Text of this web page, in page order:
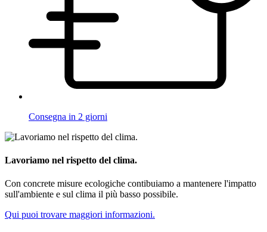
Consegna in 2 giorni
Lavoriamo nel rispetto del clima.
Con concrete misure ecologiche contibuiamo a mantenere l'impatto
sull'ambiente e sul clima il più basso possibile.
Qui puoi trovare maggiori informazioni.